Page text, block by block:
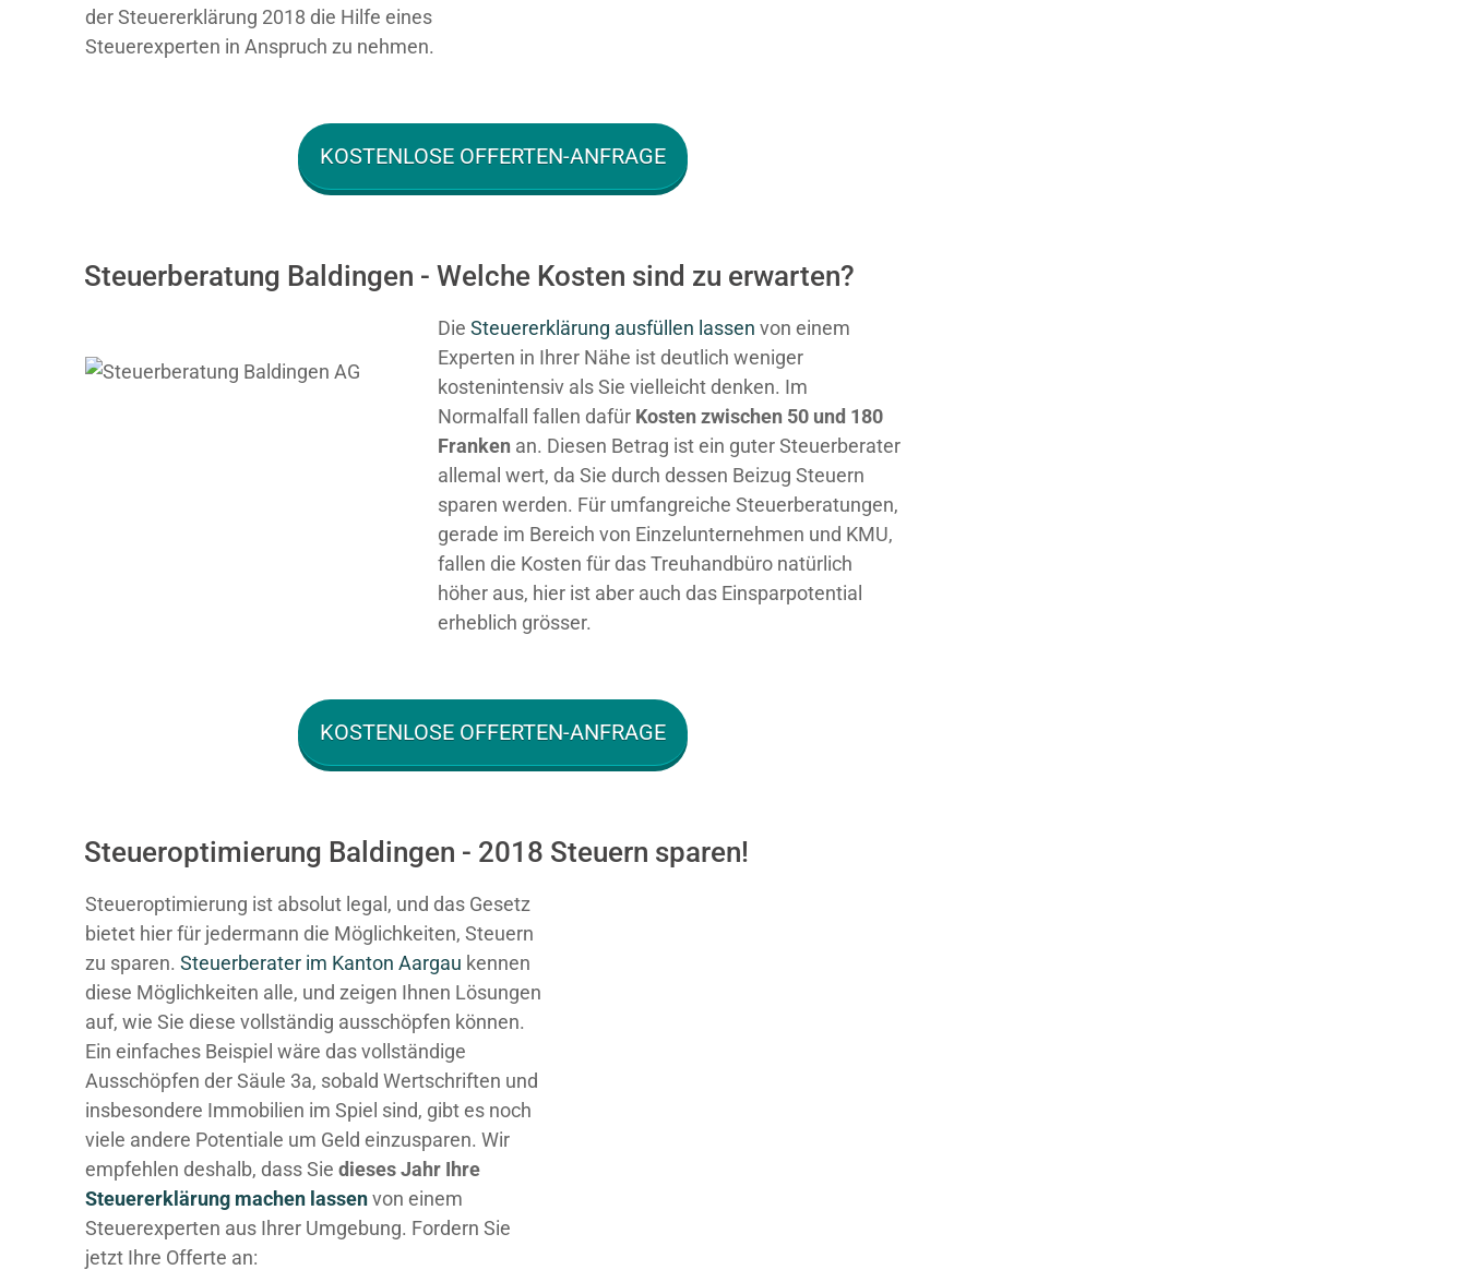
der Steuererklärung 2018 die Hilfe eines
Steuerexperten in Anspruch zu nehmen.
KOSTENLOSE OFFERTEN-ANFRAGE
Steuerberatung Baldingen - Welche Kosten sind zu erwarten?
Die Steuererklärung ausfüllen lassen von einem
Experten in Ihrer Nähe ist deutlich weniger
kostenintensiv als Sie vielleicht denken. Im
Normalfall fallen dafür Kosten zwischen 50 und 180
Franken an. Diesen Betrag ist ein guter Steuerberater
allemal wert, da Sie durch dessen Beizug Steuern
sparen werden. Für umfangreiche Steuerberatungen,
gerade im Bereich von Einzelunternehmen und KMU,
fallen die Kosten für das Treuhandbüro natürlich
höher aus, hier ist aber auch das Einsparpotential
erheblich grösser.
KOSTENLOSE OFFERTEN-ANFRAGE
Steueroptimierung Baldingen - 2018 Steuern sparen!
Steueroptimierung ist absolut legal, und das Gesetz
bietet hier für jedermann die Möglichkeiten, Steuern
zu sparen. Steuerberater im K anton Aargau kennen
diese Möglichkeiten alle, und zeigen Ihnen Lösungen
auf, wie Sie diese vollständig ausschöpfen können.
Ein einfaches Beispiel wäre das vollständige
Ausschöpfen der Säule 3a, sobald Wertschriften und
insbesondere Immobilien im Spiel sind, gibt es noch
viele andere Potentiale um Geld einzusparen. Wir
empfehlen deshalb, dass Sie diesesJahr Ihre
Steuererklärung machen lassenvon einem
Steuerexperten aus Ihrer Umgebung. Fordern Sie
jetzt Ihre Offerte an: